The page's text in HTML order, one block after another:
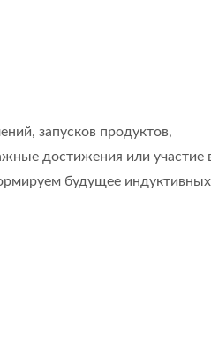
запусков продуктов,
достижения или участие
будущее индуктивных